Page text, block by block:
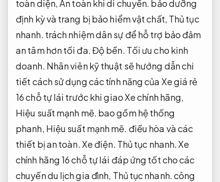
toàn diện, An toàn khi di chuyển. bảo dưỡng
định kỳ và trang bị bảo hiểm vật chất, Thủ tục
nhanh. trách nhiệm dân sự để hỗ trợ bảo đảm
an tâm hơn tối đa. Độ bền. Tối ưu cho kinh
doanh. Nhân viên kỹ thuật sẽ hướng dẫn chi
tiết cách sử dụng các tính năng của Xe giá rẻ
16 chỗ tự lái trước khi giao Xe chính hãng,
Hiệu suất mạnh mẽ. bao gồm hệ thống
phanh, Hiệu suất mạnh mẽ. điều hòa và các
thiết bị an toàn. Xe điện. Thủ tục nhanh. Xe
chính hãng 16 chỗ tự lái đáp ứng tốt cho các
chuyến du lịch gia đình, Thủ tục nhanh. công